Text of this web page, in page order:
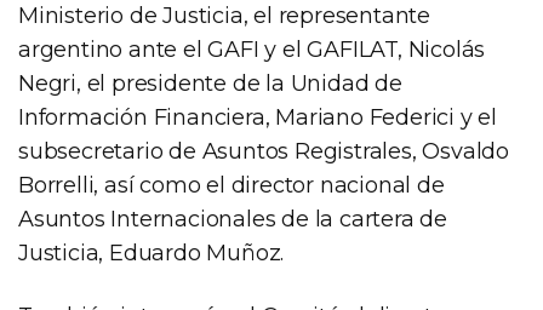
Ministerio de Justicia, el representante
argentino ante el GAFI y el GAFILAT, Nicolás
Negri, el presidente de la Unidad de
Información Financiera, Mariano Federici y el
subsecretario de Asuntos Registrales, Osvaldo
Borrelli, así como el director nacional de
Asuntos Internacionales de la cartera de
Justicia, Eduardo Muñoz.